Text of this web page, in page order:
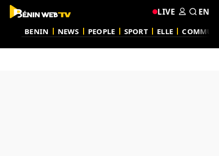
BENIN NEWS PEOPLE SPORT ELLE
LIVE EN